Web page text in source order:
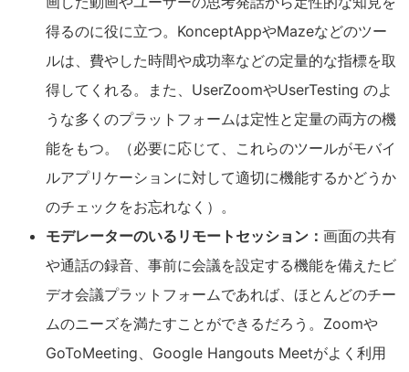
得るのに役に立つ。KonceptAppやMazeなどのツー
ルは、費やした時間や成功率などの定量的な指標を取
得してくれる。また、UserZoomやUserTesting のよ
うな多くのプラットフォームは定性と定量の両方の機
能をもつ。（必要に応じて、これらのツールがモバイ
ルアプリケーションに対して適切に機能するかどうか
のチェックをお忘れなく）。
モデレーターのいるリモートセッション： 画面の共有
や通話の録音、事前に会議を設定する機能を備えたビ
デオ会議プラットフォームであれば、ほとんどのチー
ムのニーズを満たすことができるだろう。Zoomや
GoToMeeting、Google Hangouts Meetがよく利用